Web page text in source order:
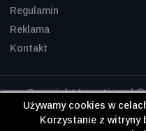
Regulamin
Reklama
Kontakt
Copyright beactive.pl ©
Siłownia Diety
Używamy cookies w
Korzystanie z witryny